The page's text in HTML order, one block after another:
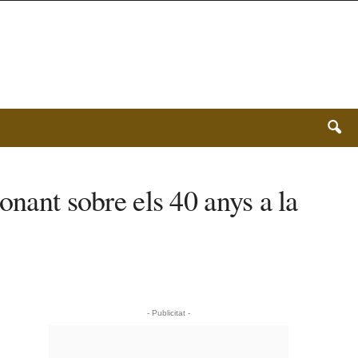
sobre els 40 anys a la
- Publicitat -